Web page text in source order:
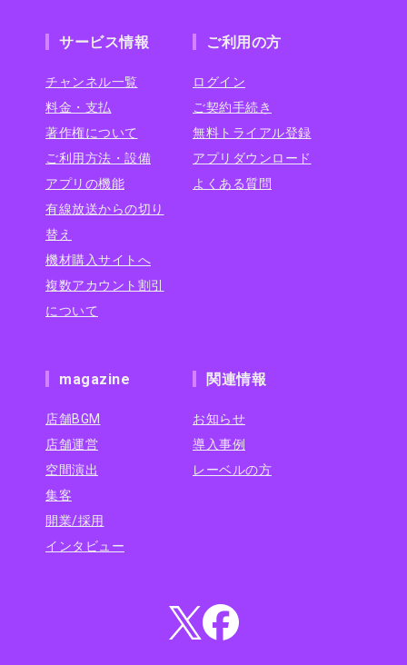
サービス情報
チャンネル一覧
料金・支払
著作権について
ご利用方法・設備
アプリの機能
有線放送からの切り
替え
機材購入サイトへ
複数アカウント割引
について
ご利用の方
ログイン
ご契約手続き
無料トライアル登録
アプリダウンロード
よくある質問
magazine
店舗BGM
店舗運営
空間演出
集客
開業/採用
インタビュー
関連情報
お知らせ
導入事例
レーベルの方